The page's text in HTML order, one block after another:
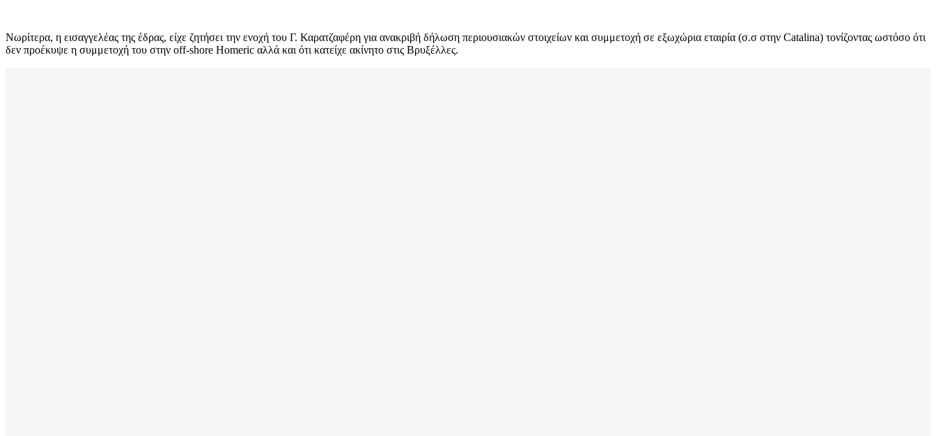
Νωρίτερα, η εισαγγελέας της έδρας, είχε ζητήσει την ενοχή του Γ. Καρατζαφέρη για ανακριβή δήλωση περιουσιακών στοιχείων και συμμετοχή σε εξωχώρια εταιρία (σ.σ στην Catalina) τονίζοντας ωστόσο ότι
δεν προέκυψε η συμμετοχή του στην off-shore Homeric αλλά και ότι κατείχε ακίνητο στις Βρυξέλλες.